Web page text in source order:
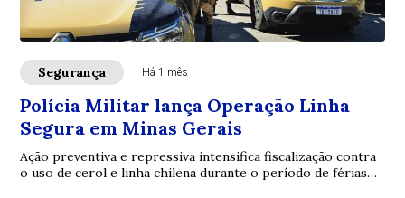
Segurança Há 1 mês
Polícia Militar lança Operação Linha
Segura em Minas Gerais
Ação preventiva e repressiva intensifica fiscalização contra
o uso de cerol e linha chilena durante o período de férias